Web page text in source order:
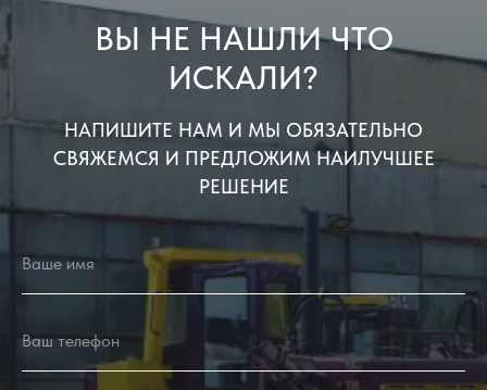
ВЫ НЕ НАШЛИ ЧТО
ИСКАЛИ?
НАПИШИТЕ НАМ И МЫ ОБЯЗАТЕЛЬНО
СВЯЖЕМСЯ И ПРЕДЛОЖИМ НАИЛУЧШЕЕ
РЕШЕНИЕ